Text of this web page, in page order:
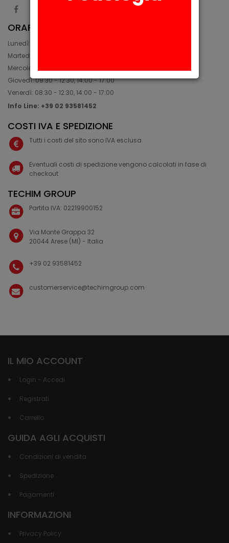
ORARIO
Lunedì: 08:30 - 12:30, 14:00 - 17:45
Martedì: 08:30 - 12:30, 14:00 - 17:00
Mercoledì: 08:30 - 12:30, 14:00 - 17:00
Giovedì: 09:30 - 12:30, 14:00 - 17:00
Venerdì: 08:30 - 12:30, 14:00 - 17:00
Info Line: +39 02 93581452
COSTI IVA E SPEDIZIONE
Tutti i costi del sito sono IVA esclusa
Eventuali costi di spedizione vengono calcolati in fase di
checkout
TECHIM GROUP
Partita IVA: 02219900152
Via Monte Grappa 32
20044 Arese (MI) - Italia
+39 02 93581452
customerservice@techimgroup.com
IL MIO ACCOUNT
Login - Accedi
Registrati
Carrello
GUIDA AGLI ACQUISTI
Condizioni di vendita
Spedizione
Pagamenti
INFORMAZIONI
Privacy Policy